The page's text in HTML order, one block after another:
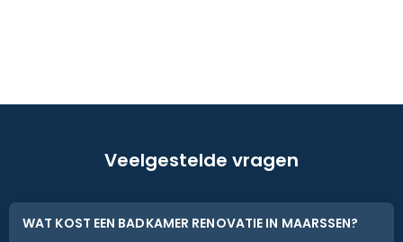
Veelgestelde vragen
WAT KOST EEN BADKAMER RENOVATIE IN MAARSSEN?